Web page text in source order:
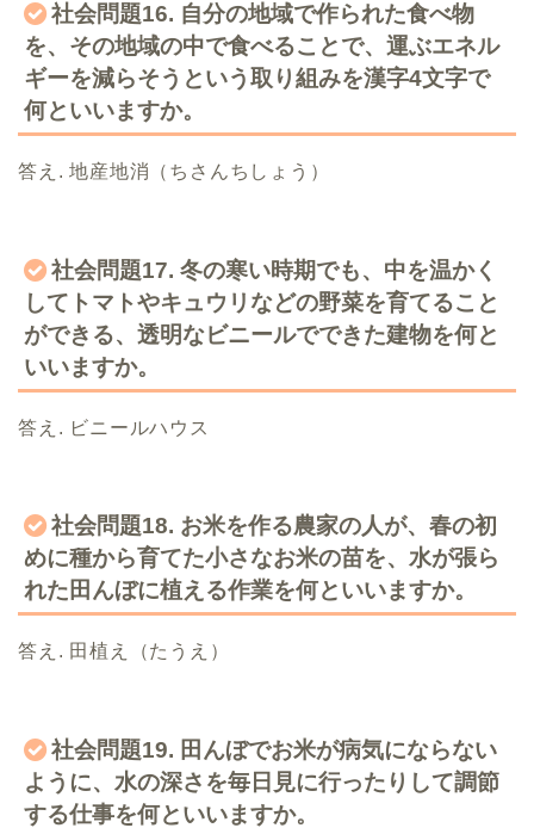
社会問題16. 自分の地域で作られた食べ物
を、その地域の中で食べることで、運ぶエネル
ギーを減らそうという取り組みを漢字4文字で
何といいますか。
答え. 地産地消（ちさんちしょう）
社会問題17. 冬の寒い時期でも、中を温かく
してトマトやキュウリなどの野菜を育てること
ができる、透明なビニールでできた建物を何と
いいますか。
答え. ビニールハウス
社会問題18. お米を作る農家の人が、春の初
めに種から育てた小さなお米の苗を、水が張ら
れた田んぼに植える作業を何といいますか。
答え. 田植え（たうえ）
社会問題19. 田んぼでお米が病気にならない
ように、水の深さを毎日見に行ったりして調節
する仕事を何といいますか。